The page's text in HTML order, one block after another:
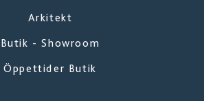
Arkitekt
Butik - Showroom
Öppettider Butik